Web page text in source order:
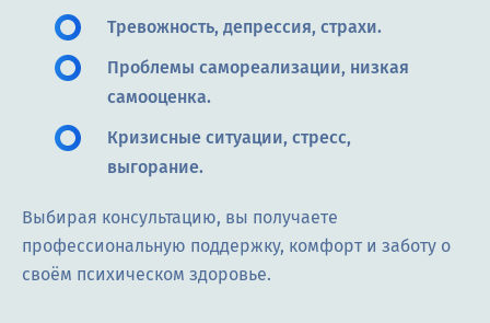
Тревожность, депрессия, страхи.
Проблемы самореализации, низкая
самооценка.
Кризисные ситуации, стресс,
выгорание.
Выбирая консультацию, вы получаете
профессиональную поддержку, комфорт и заботу о
своём психическом здоровье.